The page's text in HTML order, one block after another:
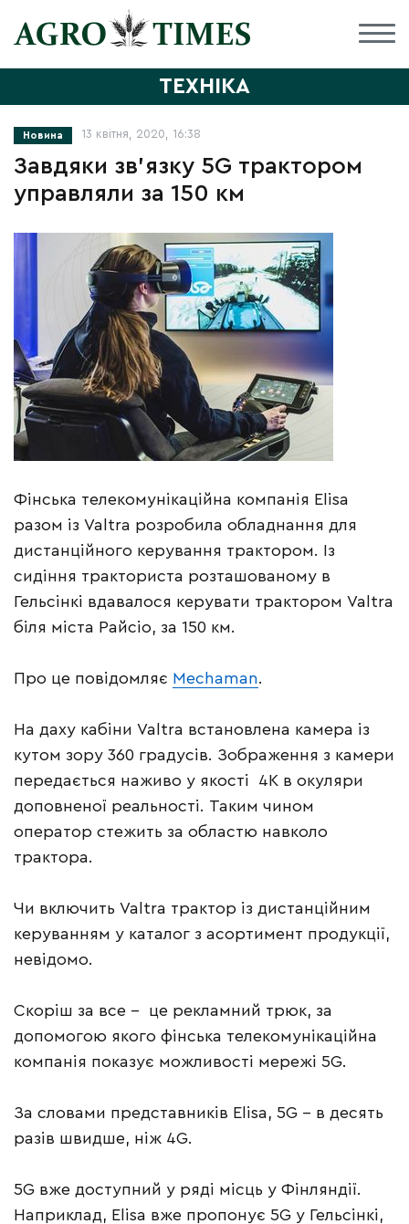
ТЕХНІКА
Новина 13 квітня, 2020, 16:38
Завдяки зв’язку 5G трактором
управляли за 150 км
Фінська телекомунікаційна компанія Elisa
разом із Valtra розробила обладнання для
дистанційного керування трактором. Із
сидіння тракториста розташованому в
Гельсінкі вдавалося керувати трактором Valtra
біля міста Райсіо, за 150 км.
Про це повідомляє Mechaman.
На даху кабіни Valtra встановлена камера із
кутом зору 360 градусів. Зображення з камери
передається наживо у якості 4К в окуляри
доповненої реальності. Таким чином
оператор стежить за областю навколо
трактора.
Чи включить Valtra трактор із дистанційним
керуванням у каталог з асортимент продукції,
невідомо.
Скоріш за все – це рекламний трюк, за
допомогою якого фінська телекомунікаційна
компанія показує можливості мережі 5G.
За словами представників Elisa, 5G – в десять
разів швидше, ніж 4G.
5G вже доступний у ряді місць у Фінляндії.
Наприклад, Elisa вже пропонує 5G у Гельсінкі,